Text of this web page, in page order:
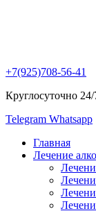
+7(925)708-56-41
Круглосуточно 24/
Telegram Whatsapp
Главная
Лечение